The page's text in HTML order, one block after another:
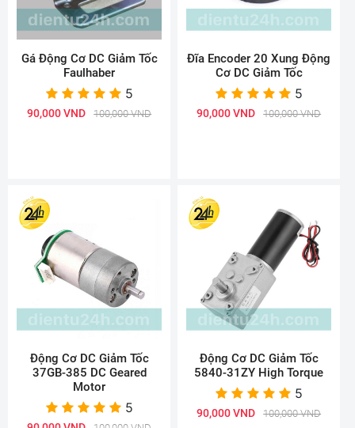
Gá Động Cơ DC Giảm Tốc
Faulhaber
5
90,000 VND 100,000 VND
Đĩa Encoder 20 Xung Động
Cơ DC Giảm Tốc
5
90,000 VND 100,000 VND
Động Cơ DC Giảm Tốc
37GB-385 DC Geared
Motor
5
Động Cơ DC Giảm Tốc
5840-31ZY High Torque
5
90,000 VND 100,000 VND